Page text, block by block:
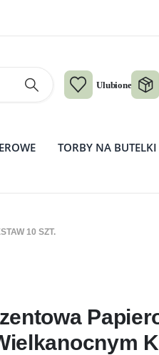
Ulubione
TORBY NA BUTELKI
10 SZT.